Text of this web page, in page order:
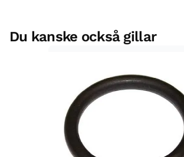
Du kanske också gillar